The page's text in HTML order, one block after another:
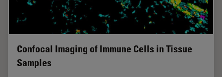
Confocal Imaging of Immune Cells in Tissue
Samples